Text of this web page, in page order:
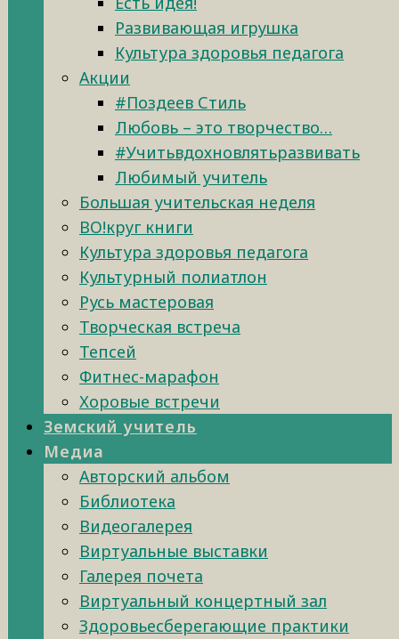
Развивающая игрушка
Культура здоровья педагога
Акции
#Поздеев Стиль
Любовь – это творчество…
#Учитьвдохновлятьразвивать
Любимый учитель
Большая учительская неделя
ВО!круг книги
Культура здоровья педагога
Культурный полиатлон
Русь мастеровая
Творческая встреча
Тепсей
Фитнес-марафон
Хоровые встречи
Земский учитель
Медиа
Авторский альбом
Библиотека
Видеогалерея
Виртуальные выставки
Галерея почета
Виртуальный концертный зал
Здоровьесберегающие практики